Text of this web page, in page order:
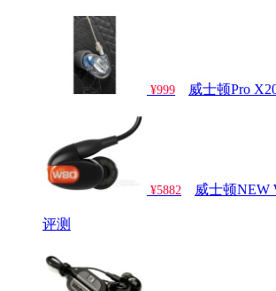
¥999 威士顿Pro
¥5882 威士顿NEW
评测